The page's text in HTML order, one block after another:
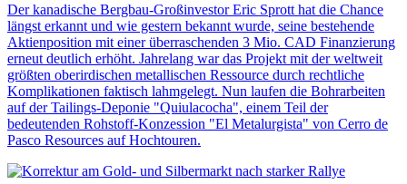
Der kanadische Bergbau-Großinvestor Eric Sprott hat die Chance
längst erkannt und wie gestern bekannt wurde, seine bestehende
Aktienposition mit einer überraschenden 3 Mio. CAD Finanzierung
erneut deutlich erhöht. Jahrelang war das Projekt mit der weltweit
größten oberirdischen metallischen Ressource durch rechtliche
Komplikationen faktisch lahmgelegt. Nun laufen die Bohrarbeiten
auf der Tailings-Deponie "Quiulacocha", einem Teil der
bedeutenden Rohstoff-Konzession "El Metalurgista" von Cerro de
Pasco Resources auf Hochtouren.